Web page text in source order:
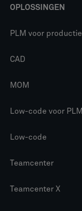
OPLOSSINGEN
PLM voor productie
CAD
MOM
Low-code voor PLM
Low-code
Teamcenter
Teamcenter X